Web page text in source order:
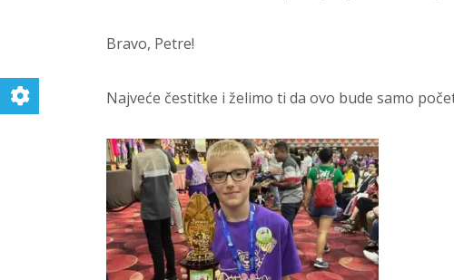
Bravo, Petre!
Najveće čestitke i želimo ti da ovo bude samo